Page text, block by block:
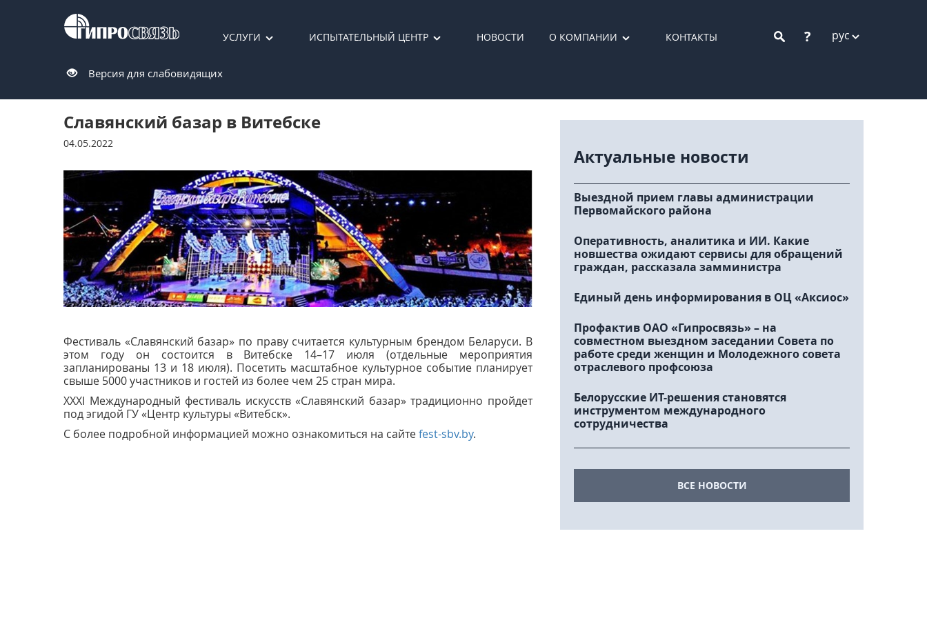
УСЛУГИ ИСПЫТАТЕЛЬНЫЙ ЦЕНТР НОВОСТИ О КОМПАНИИ КОНТАКТЫ ? рус
Версия для слабовидящих
Славянский базар в Витебске
04.05.2022
Фестиваль «Славянский базар» по праву считается культурным брендом Беларуси. В
этом году он состоится в Витебске 14–17 июля (отдельные мероприятия
запланированы 13 и 18 июля). Посетить масштабное культурное событие планирует
свыше 5000 участников и гостей из более чем 25 стран мира.
XXXI Международный фестиваль искусств «Славянский базар» традиционно пройдет
под эгидой ГУ «Центр культуры «Витебск».
С более подробной информацией можно ознакомиться на сайтеfest-sbv.by.
Актуальные новости
Выездной прием главы администрации
Первомайского района
Оперативность, аналитика и ИИ. Какие
новшества ожидают сервисы для обращений
граждан, рассказала замминистра
Единый день информирования в ОЦ «Аксиос»
Профактив ОАО «Гипросвязь» – на
совместном выездном заседании Совета по
работе среди женщин и Молодежного совета
отраслевого профсоюза
Белорусские ИТ-решения становятся
инструментом международного
сотрудничества
ВСЕ НОВОСТИ